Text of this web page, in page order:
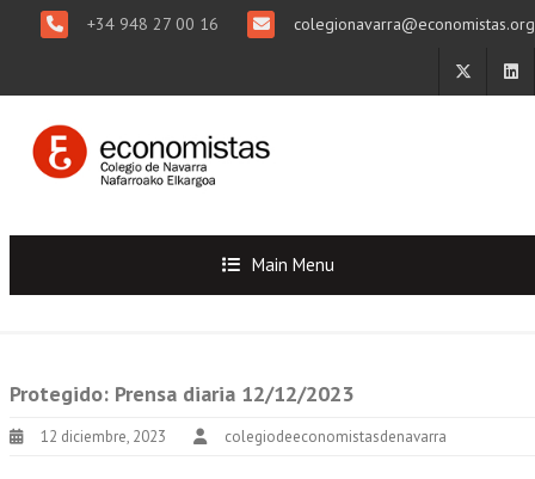
+34 948 27 00 16 colegionavarra@economistas.org
Main Menu
Protegido: Prensa diaria 12/12/2023
12 diciembre, 2023 colegiodeeconomistasdenavarra